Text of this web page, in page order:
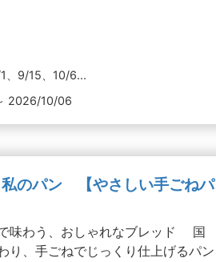
、9/15、10/6...
2026/10/06
私のパン 【やさしい手ごねパ
で味わう、おしゃれなブレッド 国
り、手ごねでじっくり仕上げるパン